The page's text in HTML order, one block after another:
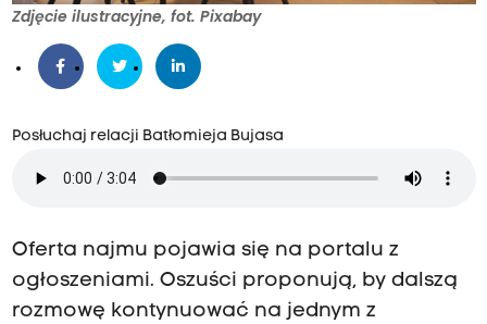
Zdjęcie ilustracyjne, fot. Pixabay
Posłuchaj relacji Batłomieja Bujasa
Oferta najmu pojawia się na portalu z
ogłoszeniami. Oszuści proponują, by dalszą
rozmowę kontynuować na jednym z